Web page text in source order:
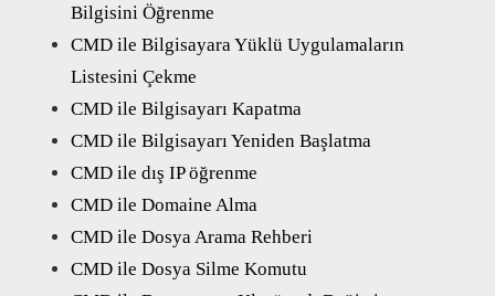
Bilgisini Öğrenme
CMD ile Bilgisayara Yüklü Uygulamaların
Listesini Çekme
CMD ile Bilgisayarı Kapatma
CMD ile Bilgisayarı Yeniden Başlatma
CMD ile dış IP öğrenme
CMD ile Domaine Alma
CMD ile Dosya Arama Rehberi
CMD ile Dosya Silme Komutu